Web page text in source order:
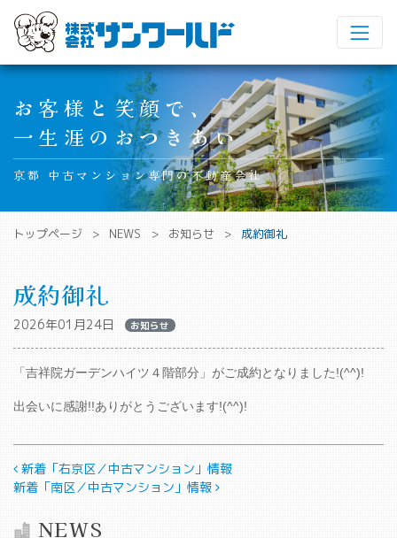
Main Navigation
お客様と笑顔で、
一生涯のおつきあい
京都 中古マンション専門の不動産会社
トップページ NEWS お知らせ 成約御礼
成約御礼
2026年01月24日 お知らせ
「吉祥院ガーデンハイツ４階部分」がご成約となりました!(^^)!
出会いに感謝!!ありがとうございます!(^^)!
投稿ナビゲーション
新着「右京区／中古マンション」情報
新着「南区／中古マンション」情報
NEWS